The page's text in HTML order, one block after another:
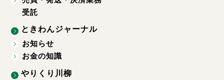
受託
ときわんジャーナル
お知らせ
お金の知識
やりくり川柳